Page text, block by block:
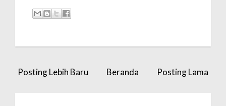
Posting Lebih Baru Posting Lama
Beranda